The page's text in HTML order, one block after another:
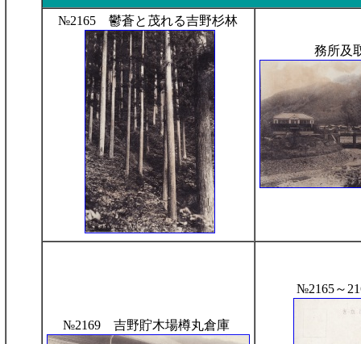
№2165 鬱蒼と茂れる吉野杉林
務所及
№2169 吉野貯木場樽丸倉庫
№2165～